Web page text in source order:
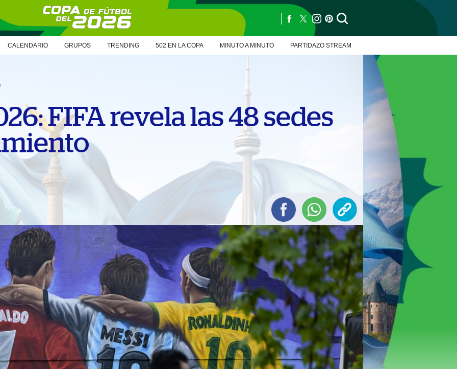
CALENDARIO GRUPOS TRENDING 502 EN LA COPA MINUTO A MINUTO PARTIDAZO STREAM
FIFA revela las 48 sedes